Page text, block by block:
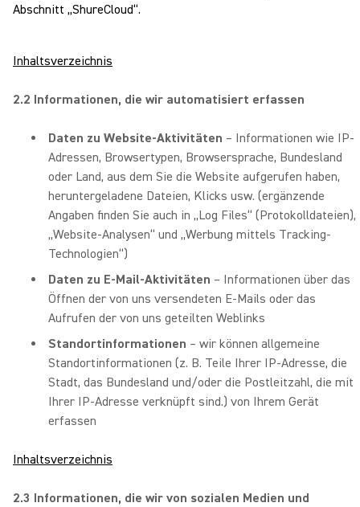
Abschnitt „ShureCloud“.
Inhaltsverzeichnis
2.2 Informationen, die wir automatisiert erfassen
Daten zu Website-Aktivitäten – Informationen wie IP-
Adressen, Browsertypen, Browsersprache, Bundesland
oder Land, aus dem Sie die Website aufgerufen haben,
heruntergeladene Dateien, Klicks usw. (ergänzende
Angaben finden Sie auch in „Log Files“ (Protokolldateien),
„Website-Analysen“ und „Werbung mittels Tracking-
Technologien“)
Daten zu E-Mail-Aktivitäten – Informationen über das
Öffnen der von uns versendeten E-Mails oder das
Aufrufen der von uns geteilten Weblinks
Standortinformationen – wir können allgemeine
Standortinformationen (z. B. Teile Ihrer IP-Adresse, die
Stadt, das Bundesland und/oder die Postleitzahl, die mit
Ihrer IP-Adresse verknüpft sind.) von Ihrem Gerät
erfassen
Inhaltsverzeichnis
2.3 Informationen, die wir von sozialen Medien und